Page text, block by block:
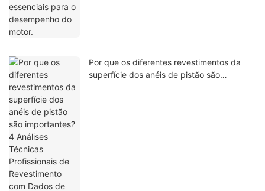
Por que os diferentes revestimentos da
superfície dos anéis de pistão são